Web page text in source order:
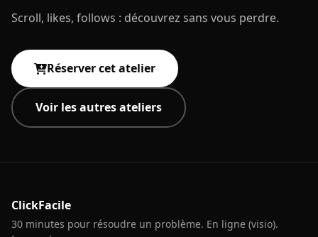
Scroll, likes, follows : découvrez sans vous perdre.
Réserver cet atelier
Voir les autres ateliers
ClickFacile
30 minutes pour résoudre un problème. En ligne (visio).